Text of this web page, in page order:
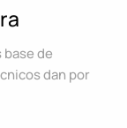
de
dan por